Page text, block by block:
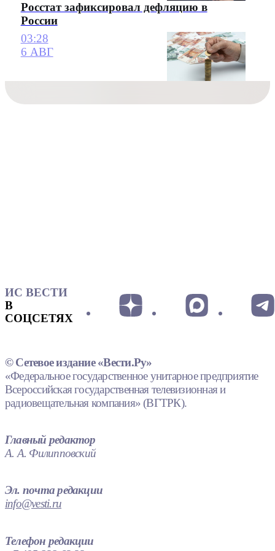
Росстат зафиксировал дефляцию в
России
03:28
6 АВГ
ИС ВЕСТИ
В
СОЦСЕТЯХ
© Сетевое издание «Вести.Ру»
«Федеральное государственное унитарное предприятие
Всероссийская государственная телевизионная и
радиовещательная компания» (ВГТРК).
Главный редактор
А. А. Филипповский
Эл. почта редакции
info@vesti.ru
Телефон редакции